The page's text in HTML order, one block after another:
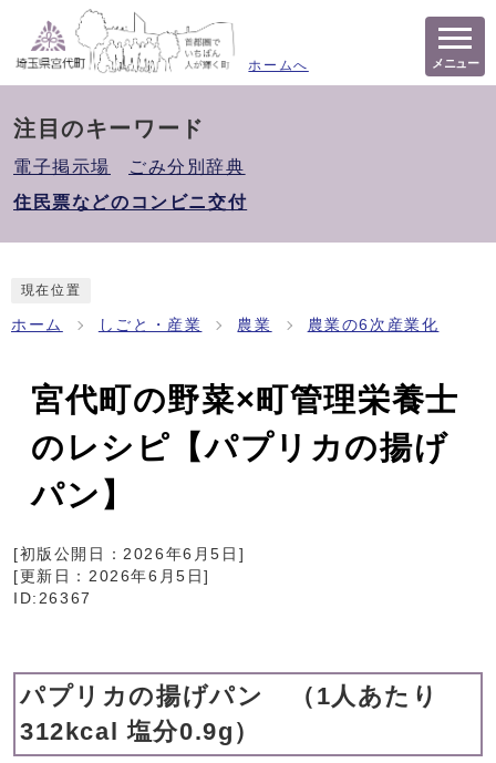
ホームへ メニュー
注目のキーワード
電子掲示場
ごみ分別辞典
住民票などのコンビニ交付
現在位置
ホーム しごと・産業 農業 農業の6次産業化
宮代町の野菜×町管理栄養士
のレシピ【パプリカの揚げ
パン】
[初版公開日：2026年6月5日 ]
[更新日： 2026年6月5日]
ID:26367
パプリカの揚げパン （1人あたり
312kcal 塩分0.9g）